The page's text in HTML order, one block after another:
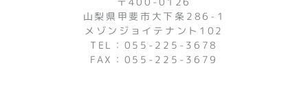
山梨県甲斐市大下条286-1
メゾンジョイテナント102
TEL：055-225-3678
FAX：055-225-3679